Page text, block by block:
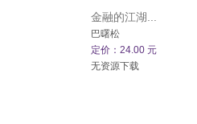
金融的江湖...
巴曙松
定价：24.00 元
无资源下载